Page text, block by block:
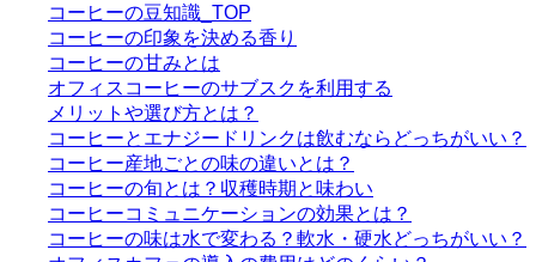
コーヒーの豆知識_TOP
コーヒーの印象を決める香り
コーヒーの甘みとは
オフィスコーヒーのサブスクを利用する
メリットや選び方とは？
コーヒーとエナジードリンクは飲むならどっちがいい？
コーヒー産地ごとの味の違いとは？
コーヒーの旬とは？収穫時期と味わい
コーヒーコミュニケーションの効果とは？
コーヒーの味は水で変わる？軟水・硬水どっちがいい？